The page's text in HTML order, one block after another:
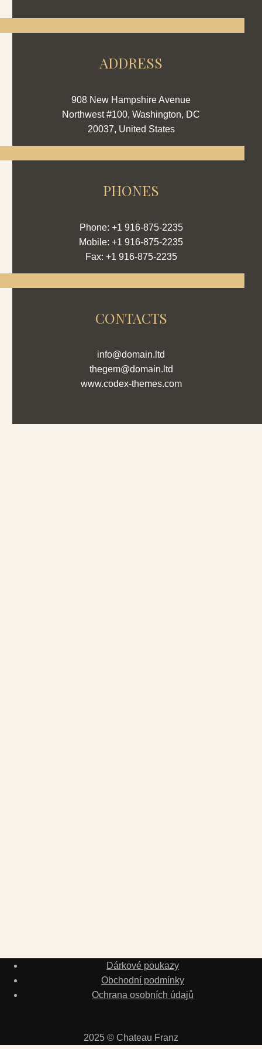
ADDRESS
908 New Hampshire Avenue
Northwest #100, Washington, DC
20037, United States
PHONES
Phone: +1 916-875-2235
Mobile: +1 916-875-2235
Fax: +1 916-875-2235
CONTACTS
info@domain.ltd
thegem@domain.ltd
www.codex-themes.com
Dárkové poukazy
Obchodní podmínky
Ochrana osobních údajů
2025 © Chateau Franz